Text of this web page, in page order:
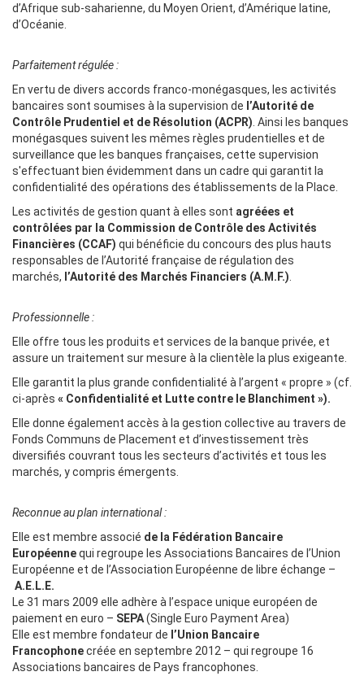
d’Afrique sub-saharienne, du Moyen Orient, d’Amérique latine,
d’Océanie.
Parfaitement régulée :
En vertu de divers accords franco-monégasques, les activités
bancaires sont soumises à la supervision de l’Autorité de
Contrôle Prudentiel et de Résolution (ACPR) . Ainsi les banques
monégasques suivent les mêmes règles prudentielles et de
surveillance que les banques françaises, cette supervision
s'effectuant bien évidemment dans un cadre qui garantit la
confidentialité des opérations des établissements de la Place.
Les activités de gestion quant à elles sont agréées et
contrôlées par la Commission de Contrôle des Activités
Financières (CCAF) qui bénéficie du concours des plus hauts
responsables de l’Autorité française de régulation des
marchés, l’Autorité des Marchés Financiers (A.M.F.)
Professionnelle :
Elle offre tous les produits et services de la banque privée, et
assure un traitement sur mesure à la clientèle la plus exigeante.
Elle garantit la plus grande confidentialité à l’argent « propre » (cf.
ci-après « Confidentialité et Lutte contre le Blanchiment »).
Elle donne également accès à la gestion collective au travers de
Fonds Communs de Placement et d’investissement très
diversifiés couvrant tous les secteurs d’activités et tous les
marchés, y compris émergents.
Reconnue au plan international :
Elle est membre associé de la Fédération Bancaire
Européennequi regroupe les Associations Bancaires de l’Union
Européenne et de l’Association Européenne de libre échange –
A.E.L.E.
Le 31 mars 2009 elle adhère à l’espace unique européen de
paiement en euro – SEPA(Single Euro Payment Area)
Elle est membre fondateur de l’Union Bancaire
Francophonecréée en septembre 2012 – qui regroupe 16
Associations bancaires de Pays francophones.